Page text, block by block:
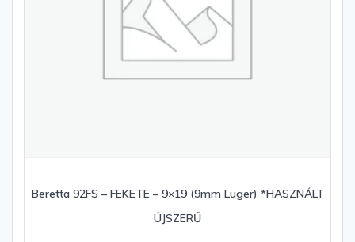
Beretta 92FS – FEKETE – 9×19 (9mm Luger) *HASZNÁLT
ÚJSZERŰ